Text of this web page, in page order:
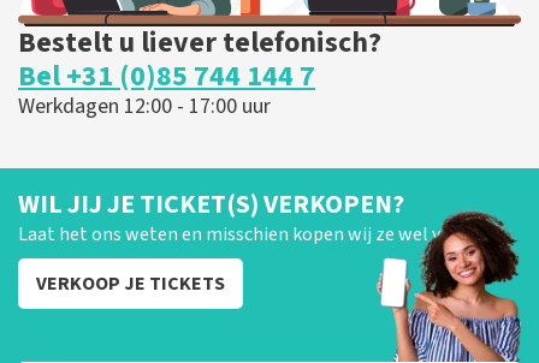
Bestelt u liever telefonisch?
Bel +31 (0)85 744 144 7
Werkdagen 12:00 - 17:00 uur
WIL JIJ JE TICKET(S) VERKOPEN?
Laat het ons weten en misschien kopen wij ze wel van je!
VERKOOP JE TICKETS